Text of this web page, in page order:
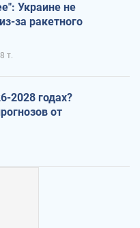
Украине не
за ракетного
т.
2028 годах?
от